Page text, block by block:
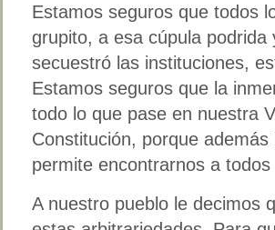
Estamos seguros que todos
grupito, a esa cúpula
secuestró las instituciones,
Estamos seguros que la
todo lo que pase en nuestra
Constitución, porque
permite encontrarnos a
A nuestro pueblo le decimos